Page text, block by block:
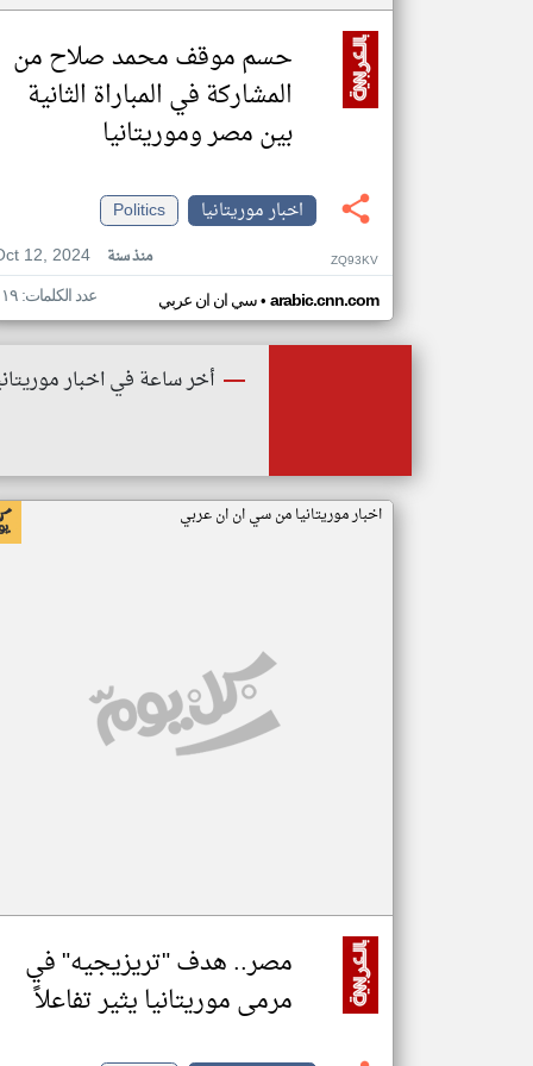
حسم موقف محمد صلاح من
المشاركة في المباراة الثانية
بين مصر وموريتانيا
اخبار موريتانيا
Politics
12, 2024
منذ سنة ZQ93KV
سي ان ان عربي• arabic.cnn.com عدد الكلمات: ١١٩
أخر ساعة في اخبار
اخبار موريتانيا من سي ان ان عربي
مصر.. هدف "تريزيجيه" في
مرمى موريتانيا يثير تفاعلاً